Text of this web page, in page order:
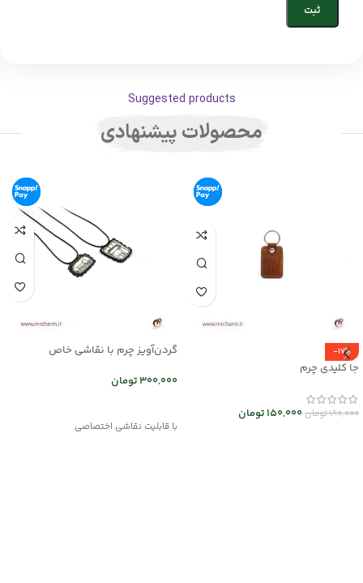
Suggested products
محصولات پیشنهادی
-17%
جا کلیدی چرم
180,000تومان150,000تومان
گردن‌آویز چرم با نقاشی خاص
300,000تومان
با قابلیت نقاشی اختصاصی